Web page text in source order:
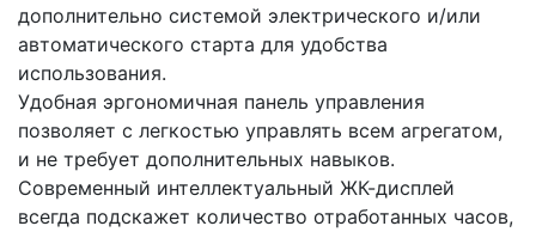
дополнительно системой электрического и/или
автоматического старта для удобства
использования.
Удобная эргономичная панель управления
позволяет с легкостью управлять всем агрегатом,
и не требует дополнительных навыков.
Современный интеллектуальный ЖК-дисплей
всегда подскажет количество отработанных часов,